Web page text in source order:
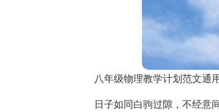
八年级物理教学计划范文通
日子如同白驹过隙，不经意